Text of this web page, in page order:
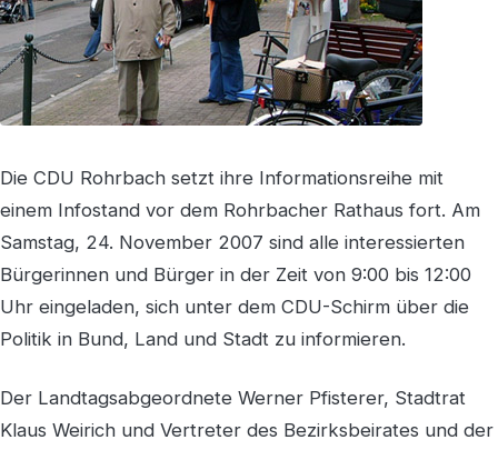
Die CDU Rohrbach setzt ihre Informationsreihe mit
einem Infostand vor dem Rohrbacher Rathaus fort. Am
Samstag, 24. November 2007 sind alle interessierten
Bürgerinnen und Bürger in der Zeit von 9:00 bis 12:00
Uhr eingeladen, sich unter dem CDU-Schirm über die
Politik in Bund, Land und Stadt zu informieren.
Der Landtagsabgeordnete Werner Pfisterer, Stadtrat
Klaus Weirich und Vertreter des Bezirksbeirates und der